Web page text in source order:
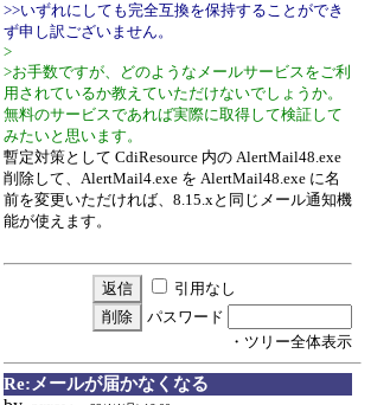
>>いずれにしても完全互換を保持することができ
ず申し訳ございません。
>
>お手数ですが、どのようなメールサービスをご利
用されているか教えていただけないでしょうか。
無料のサービスであれば実際に取得して検証して
みたいと思います。
暫定対策として CdiResource 内の AlertMail48.exe
削除して、AlertMail4.exe を AlertMail48.exe に名
前を変更いただければ、8.15.xと同じメール通知機
能が使えます。
引用なし
パスワード
・ツリー全体表示
Re:メールが届かなくなる